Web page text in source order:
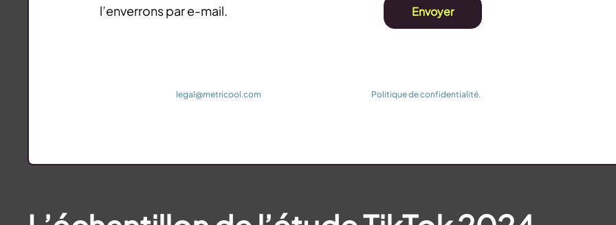
l’enverrons par e-mail.
Envoyer
legal@metricool.com Politique de confidentialité.